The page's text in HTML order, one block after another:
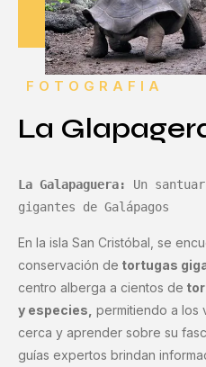
FOTOGRAFIA
La
La Galapaguera:
Un
gigantes de Galápagos
En la isla San Cristóbal, se
conservación de tortugas
centro alberga a cientos de
y especies, permitiendo a los
cerca y aprender sobre su
guías expertos brindan